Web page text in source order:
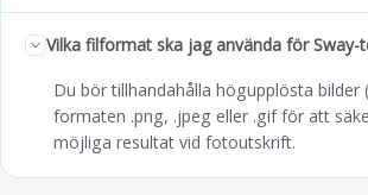
Vilka filformat ska jag använda för Sway-
Du bör tillhandahålla högupplösta bilder
formaten .png, .jpeg eller .gif för att
möjliga resultat vid fotoutskrift.